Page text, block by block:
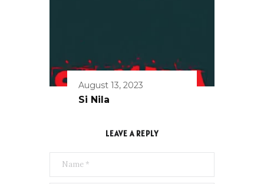
August 13, 2023
Si Nila
LEAVE A REPLY